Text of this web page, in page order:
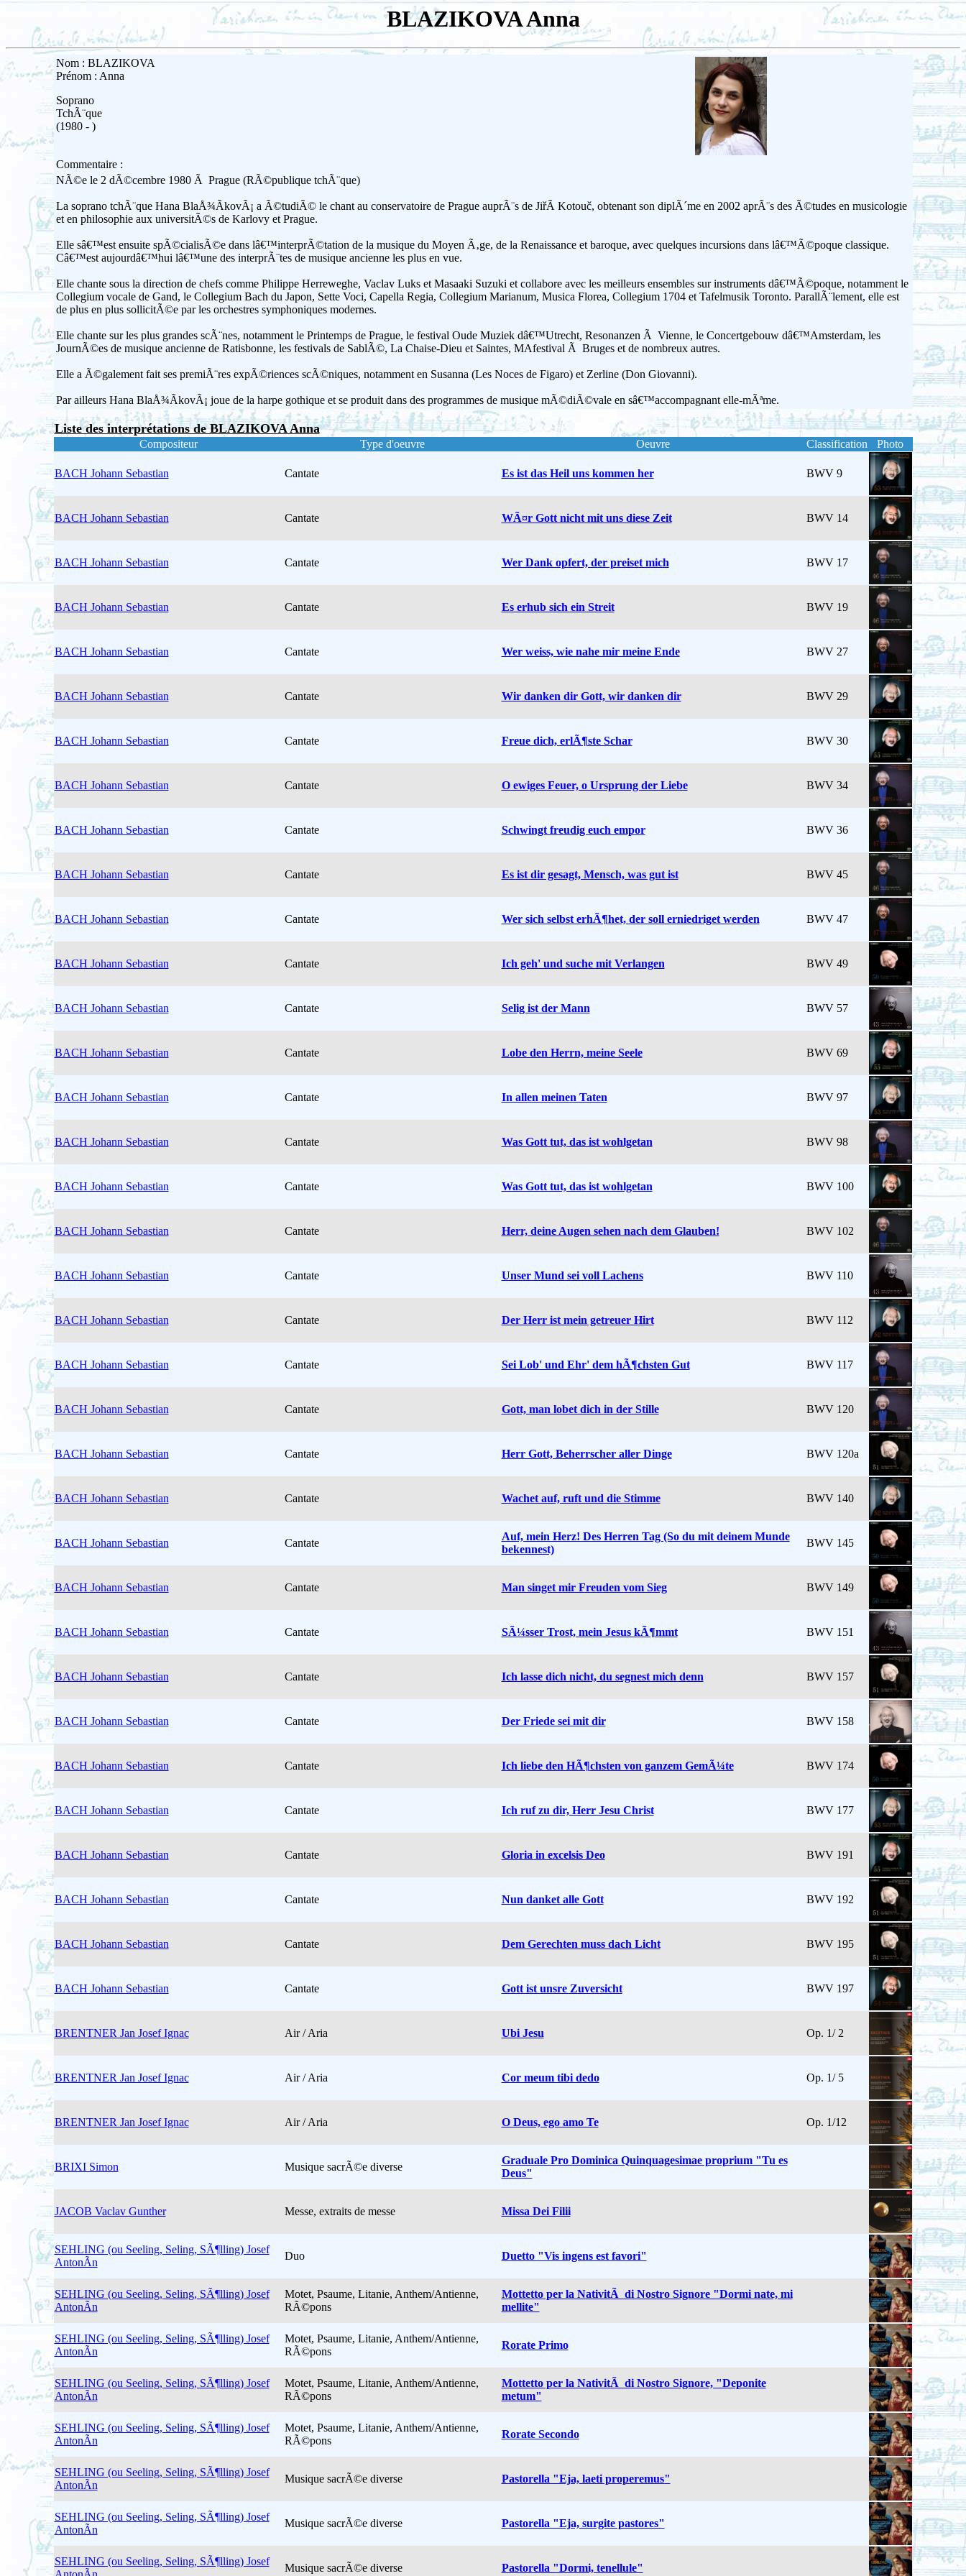
BLAZIKOVA Anna
Nom : BLAZIKOVA
Prénom : Anna
Soprano
TchÃ¨que
(1980 - )
Commentaire :
NÃ©e le 2 dÃ©cembre 1980 Ã Prague (RÃ©publique tchÃ¨que)
La soprano tchÃ¨que Hana BlaÅ¾Ã­kovÃ¡ a Ã©tudiÃ© le chant au conservatoire de Prague auprÃ¨s de JiřÃ­ Kotouč, obtenant son diplÃ´me en 2002 aprÃ¨s des Ã©tudes en musicologie
et en philosophie aux universitÃ©s de Karlovy et Prague.
Elle sâ€™est ensuite spÃ©cialisÃ©e dans lâ€™interprÃ©tation de la musique du Moyen Ã‚ge, de la Renaissance et baroque, avec quelques incursions dans lâ€™Ã©poque classique.
Câ€™est aujourdâ€™hui lâ€™une des interprÃ¨tes de musique ancienne les plus en vue.
Elle chante sous la direction de chefs comme Philippe Herreweghe, Vaclav Luks et Masaaki Suzuki et collabore avec les meilleurs ensembles sur instruments dâ€™Ã©poque, notamment le
Collegium vocale de Gand, le Collegium Bach du Japon, Sette Voci, Capella Regia, Collegium Marianum, Musica Florea, Collegium 1704 et Tafelmusik Toronto. ParallÃ¨lement, elle est
de plus en plus sollicitÃ©e par les orchestres symphoniques modernes.
Elle chante sur les plus grandes scÃ¨nes, notamment le Printemps de Prague, le festival Oude Muziek dâ€™Utrecht, Resonanzen Ã Vienne, le Concertgebouw dâ€™Amsterdam, les
JournÃ©es de musique ancienne de Ratisbonne, les festivals de SablÃ©, La Chaise-Dieu et Saintes, MAfestival Ã Bruges et de nombreux autres.
Elle a Ã©galement fait ses premiÃ¨res expÃ©riences scÃ©niques, notamment en Susanna (Les Noces de Figaro) et Zerline (Don Giovanni).
Par ailleurs Hana BlaÅ¾Ã­kovÃ¡ joue de la harpe gothique et se produit dans des programmes de musique mÃ©diÃ©vale en sâ€™accompagnant elle-mÃªme.
Liste des interprétations de BLAZIKOVA Anna
Compositeur Type d'oeuvre Oeuvre Classification Photo
BACH Johann Sebastian Cantate Es ist das Heil uns kommen her BWV 9
BACH Johann Sebastian Cantate WÃ¤r Gott nicht mit uns diese Zeit BWV 14
BACH Johann Sebastian Cantate Wer Dank opfert, der preiset mich BWV 17
BACH Johann Sebastian Cantate Es erhub sich ein Streit BWV 19
BACH Johann Sebastian Cantate Wer weiss, wie nahe mir meine Ende BWV 27
BACH Johann Sebastian Cantate Wir danken dir Gott, wir danken dir BWV 29
BACH Johann Sebastian Cantate Freue dich, erlÃ¶ste Schar BWV 30
BACH Johann Sebastian Cantate O ewiges Feuer, o Ursprung der Liebe BWV 34
BACH Johann Sebastian Cantate Schwingt freudig euch empor BWV 36
BACH Johann Sebastian Cantate Es ist dir gesagt, Mensch, was gut ist BWV 45
BACH Johann Sebastian Cantate Wer sich selbst erhÃ¶het, der soll erniedriget werden BWV 47
BACH Johann Sebastian Cantate Ich geh' und suche mit Verlangen BWV 49
BACH Johann Sebastian Cantate Selig ist der Mann BWV 57
BACH Johann Sebastian Cantate Lobe den Herrn, meine Seele BWV 69
BACH Johann Sebastian Cantate In allen meinen Taten BWV 97
BACH Johann Sebastian Cantate Was Gott tut, das ist wohlgetan BWV 98
BACH Johann Sebastian Cantate Was Gott tut, das ist wohlgetan BWV 100
BACH Johann Sebastian Cantate Herr, deine Augen sehen nach dem Glauben! BWV 102
BACH Johann Sebastian Cantate Unser Mund sei voll Lachens BWV 110
BACH Johann Sebastian Cantate Der Herr ist mein getreuer Hirt BWV 112
BACH Johann Sebastian Cantate Sei Lob' und Ehr' dem hÃ¶chsten Gut BWV 117
BACH Johann Sebastian Cantate Gott, man lobet dich in der Stille BWV 120
BACH Johann Sebastian Cantate Herr Gott, Beherrscher aller Dinge BWV 120a
BACH Johann Sebastian Cantate Wachet auf, ruft und die Stimme BWV 140
BACH Johann Sebastian Cantate
Auf, mein Herz! Des Herren Tag (So du mit deinem Munde
bekennest)
BWV 145
BACH Johann Sebastian Cantate Man singet mir Freuden vom Sieg BWV 149
BACH Johann Sebastian Cantate SÃ¼sser Trost, mein Jesus kÃ¶mmt BWV 151
BACH Johann Sebastian Cantate Ich lasse dich nicht, du segnest mich denn BWV 157
BACH Johann Sebastian Cantate Der Friede sei mit dir BWV 158
BACH Johann Sebastian Cantate Ich liebe den HÃ¶chsten von ganzem GemÃ¼te BWV 174
BACH Johann Sebastian Cantate Ich ruf zu dir, Herr Jesu Christ BWV 177
BACH Johann Sebastian Cantate Gloria in excelsis Deo BWV 191
BACH Johann Sebastian Cantate Nun danket alle Gott BWV 192
BACH Johann Sebastian Cantate Dem Gerechten muss dach Licht BWV 195
BACH Johann Sebastian Cantate Gott ist unsre Zuversicht BWV 197
BRENTNER Jan Josef Ignac Air / Aria Ubi Jesu Op. 1/ 2
BRENTNER Jan Josef Ignac Air / Aria Cor meum tibi dedo Op. 1/ 5
BRENTNER Jan Josef Ignac Air / Aria O Deus, ego amo Te Op. 1/12
BRIXI Simon Musique sacrÃ©e diverse
Graduale Pro Dominica Quinquagesimae proprium "Tu es
Deus"
JACOB Vaclav Gunther Messe, extraits de messe Missa Dei Filii
SEHLING (ou Seeling, Seling, SÃ¶lling) Josef
AntonÃ­n
Duo Duetto "Vis ingens est favori"
SEHLING (ou Seeling, Seling, SÃ¶lling) Josef
AntonÃ­n
Motet, Psaume, Litanie, Anthem/Antienne,
RÃ©pons
Mottetto per la NativitÃ di Nostro Signore "Dormi nate, mi
mellite"
SEHLING (ou Seeling, Seling, SÃ¶lling) Josef
AntonÃ­n
Motet, Psaume, Litanie, Anthem/Antienne,
RÃ©pons
Rorate Primo
SEHLING (ou Seeling, Seling, SÃ¶lling) Josef
AntonÃ­n
Motet, Psaume, Litanie, Anthem/Antienne,
RÃ©pons
Mottetto per la NativitÃ di Nostro Signore, "Deponite
metum"
SEHLING (ou Seeling, Seling, SÃ¶lling) Josef
AntonÃ­n
Motet, Psaume, Litanie, Anthem/Antienne,
RÃ©pons
Rorate Secondo
SEHLING (ou Seeling, Seling, SÃ¶lling) Josef
AntonÃ­n
Musique sacrÃ©e diverse Pastorella "Eja, laeti properemus"
SEHLING (ou Seeling, Seling, SÃ¶lling) Josef
AntonÃ­n
Musique sacrÃ©e diverse Pastorella "Eja, surgite pastores"
SEHLING (ou Seeling, Seling, SÃ¶lling) Josef
Musique sacrÃ©e diverse Pastorella "Dormi, tenellule"